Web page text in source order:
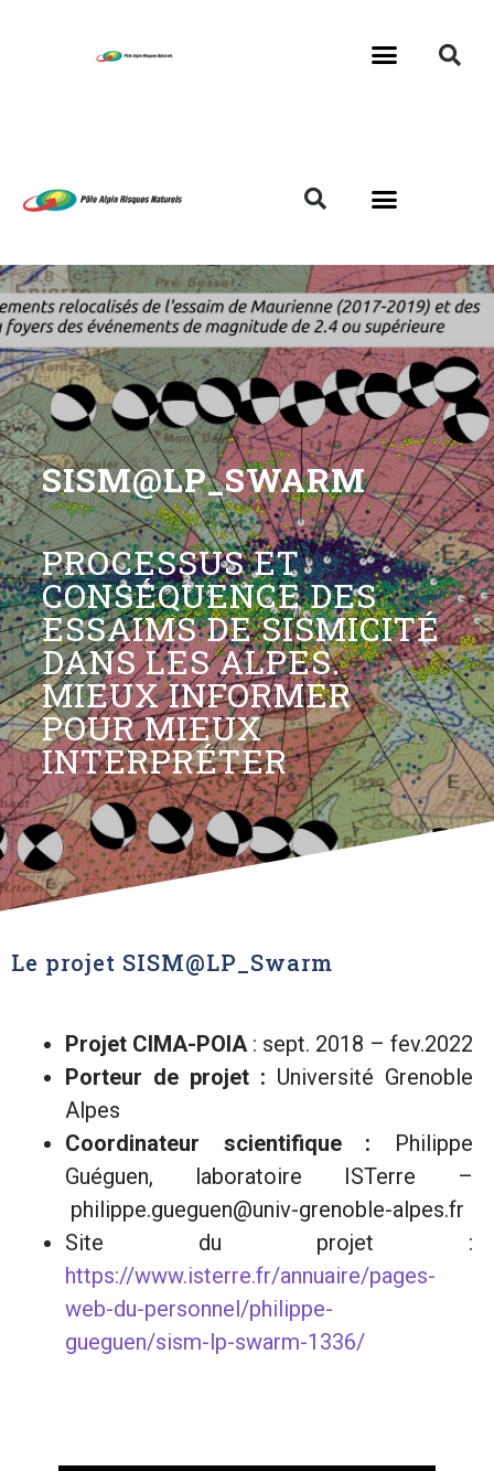
SISM@LP_SWARM
PROCESSUS ET
CONSÉQUENCE DES
ESSAIMS DE SISMICITÉ
DANS LES ALPES.
MIEUX INFORMER
POUR MIEUX
INTERPRÉTER
Le projet SISM@LP_Swarm
Projet CIMA-POIA: sept. 2018 – fev.2022
Porteur de projet : Université Grenoble
Alpes
Coordinateur scientifique : Philippe
Guéguen, laboratoire ISTerre –
philippe.gueguen@univ-grenoble-alpes.fr
Site du projet :
https://www.isterre.fr/annuaire/pages-
web-du-personnel/philippe-
gueguen/sism-lp-swarm-1336/